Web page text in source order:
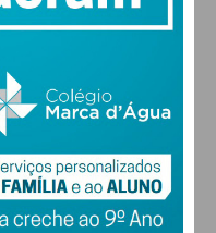
EM PAÇOS DE